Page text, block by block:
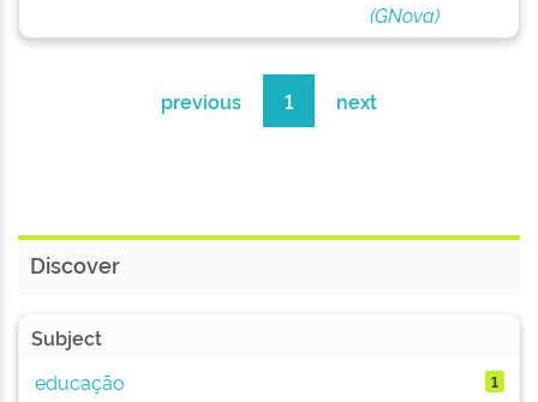
(GNova)
previous 1 next
Discover
Subject
educação
1